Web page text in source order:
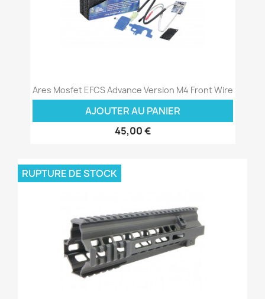
Ares Mosfet EFCS Advance Version M4 Front Wire
AJOUTER AU PANIER
45,00 €
RUPTURE DE STOCK